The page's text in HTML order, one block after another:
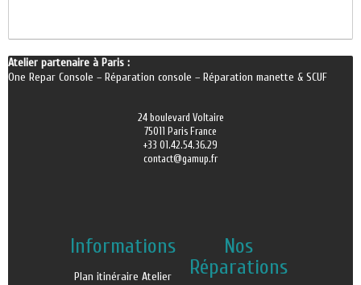
Atelier partenaire à Paris :
One Repar Console – Réparation console – Réparation manette & SCUF
24 boulevard Voltaire
75011 Paris France
+33 01.42.54.36.29
contact@gamup.fr
Informations
Plan itinéraire Atelier
Nos
Réparations